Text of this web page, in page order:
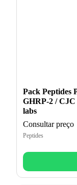
Pack Peptides
GHRP-2 / CJC
labs
Consultar preço
Peptides